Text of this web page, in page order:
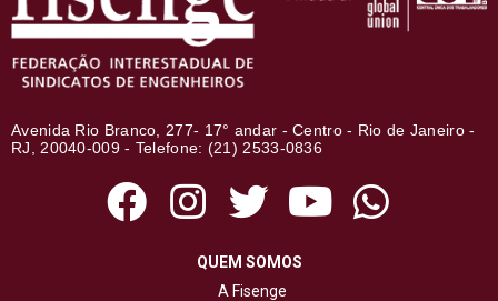
Avenida Rio Branco, 277- 17° andar - Centro - Rio de Janeiro -
RJ, 20040-009 - Telefone: (21) 2533-0836
QUEM SOMOS
A Fisenge